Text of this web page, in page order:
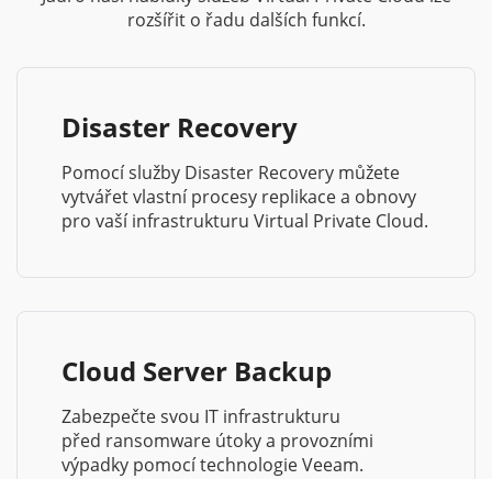
rozšířit o řadu dalších funkcí.
Disaster Recovery
Pomocí služby Disaster Recovery můžete
vytvářet vlastní procesy replikace a obnovy
pro vaší infrastrukturu Virtual Private Cloud.
Cloud Server Backup
Zabezpečte svou IT infrastrukturu
před ransomware útoky a provozními
výpadky pomocí technologie Veeam.